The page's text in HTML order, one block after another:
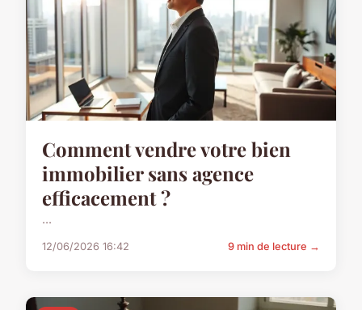
Comment vendre votre bien
immobilier sans agence
efficacement ?
...
12/06/2026 16:42 9 min de lecture →